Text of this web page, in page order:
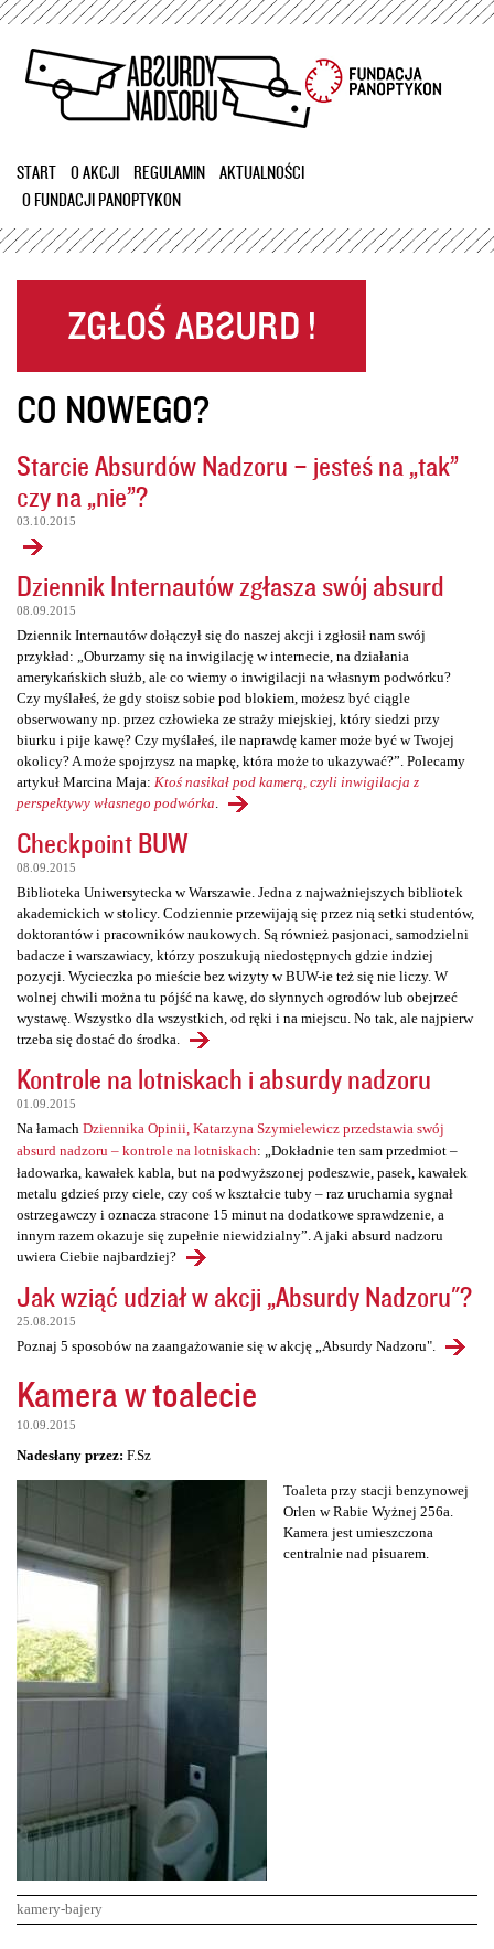
Przejdź
treści
START O AKCJI REGULAMIN
AKTUALNOŚCI
O FUNDACJI PANOPTYKON
CO NOWEGO?
Starcie Absurdów Nadzoru – jesteś na „tak”
czy na „nie”?
03.10.2015
Dziennik Internautów zgłasza swój absurd
08.09.2015
Dziennik Internautów dołączył się do naszej akcji i zgłosił nam swój
przykład: „Oburzamy się na inwigilację w internecie, na działania
amerykańskich służb, ale co wiemy o inwigilacji na własnym podwórku?
Czy myślałeś, że gdy stoisz sobie pod blokiem, możesz być ciągle
obserwowany np. przez człowieka ze straży miejskiej, który siedzi przy
biurku i pije kawę? Czy myślałeś, ile naprawdę kamer może być w Twojej
okolicy? A może spojrzysz na mapkę, która może to ukazywać?”. Polecamy
artykuł Marcina Maja: Ktoś nasikał pod kamerą, czyli inwigilacja z
perspektywy własnego podwórka
Checkpoint BUW
08.09.2015
Biblioteka Uniwersytecka w Warszawie. Jedna z najważniejszych bibliotek
akademickich w stolicy. Codziennie przewijają się przez nią setki studentów,
doktorantów i pracowników naukowych. Są również pasjonaci, samodzielni
badacze i warszawiacy, którzy poszukują niedostępnych gdzie indziej
pozycji. Wycieczka po mieście bez wizyty w BUW-ie też się nie liczy. W
wolnej chwili można tu pójść na kawę, do słynnych ogrodów lub obejrzeć
wystawę. Wszystko dla wszystkich, od ręki i na miejscu. No tak, ale najpierw
trzeba się dostać do środka.
Kontrole na lotniskach i absurdy nadzoru
01.09.2015
Na łamach Dziennika Opinii, Katarzyna Szymielewicz przedstawia swój
absurd nadzoru – kontrole na lotniskach: „Dokładnie ten sam przedmiot –
ładowarka, kawałek kabla, but na podwyższonej podeszwie, pasek, kawałek
metalu gdzieś przy ciele, czy coś w kształcie tuby – raz uruchamia sygnał
ostrzegawczy i oznacza stracone 15 minut na dodatkowe sprawdzenie, a
innym razem okazuje się zupełnie niewidzialny”. A jaki absurd nadzoru
uwiera Ciebie najbardziej?
Jak wziąć udział w akcji „Absurdy Nadzoru"?
25.08.2015
Poznaj 5 sposobów na zaangażowanie się w akcję „Absurdy Nadzoru".
Kamera w toalecie
10.09.2015
Nadesłany przez: F.Sz
Toaleta przy stacji benzynowej
Orlen w Rabie Wyżnej 256a.
Kamera jest umieszczona
centralnie nad pisuarem.
kamery-bajery